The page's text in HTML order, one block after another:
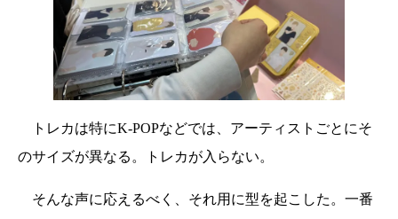
トレカは特にK-POPなどでは、アーティストごとにそ
のサイズが異なる。トレカが入らない。
そんな声に応えるべく、それ用に型を起こした。一番